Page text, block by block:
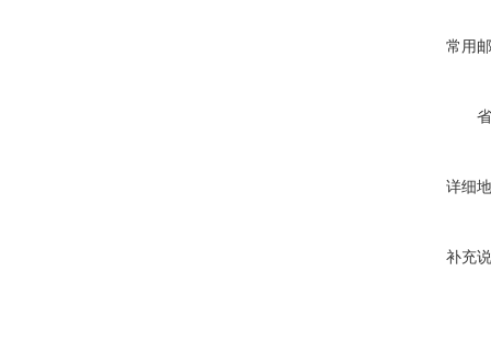
常用
详细
补充